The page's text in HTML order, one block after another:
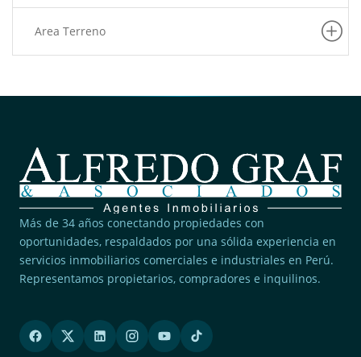
Area Terreno
Más de 34 años conectando propiedades con
oportunidades, respaldados por una sólida experiencia en
servicios inmobiliarios comerciales e industriales en Perú.
Representamos propietarios, compradores e inquilinos.